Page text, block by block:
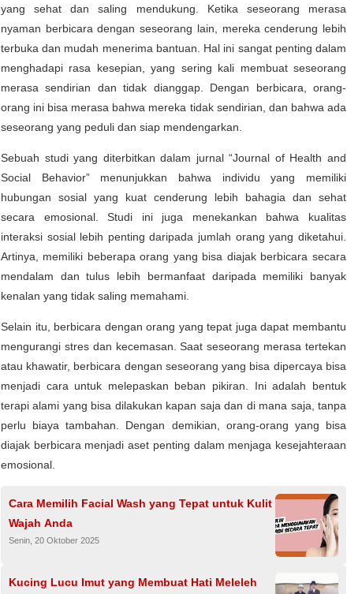
yang sehat dan saling mendukung. Ketika seseorang merasa
nyaman berbicara dengan seseorang lain, mereka cenderung lebih
terbuka dan mudah menerima bantuan. Hal ini sangat penting dalam
menghadapi rasa kesepian, yang sering kali membuat seseorang
merasa sendirian dan tidak dianggap. Dengan berbicara, orang-
orang ini bisa merasa bahwa mereka tidak sendirian, dan bahwa ada
seseorang yang peduli dan siap mendengarkan.
Sebuah studi yang diterbitkan dalam jurnal “Journal of Health and
Social Behavior” menunjukkan bahwa individu yang memiliki
hubungan sosial yang kuat cenderung lebih bahagia dan sehat
secara emosional. Studi ini juga menekankan bahwa kualitas
interaksi sosial lebih penting daripada jumlah orang yang diketahui.
Artinya, memiliki beberapa orang yang bisa diajak berbicara secara
mendalam dan tulus lebih bermanfaat daripada memiliki banyak
kenalan yang tidak saling memahami.
Selain itu, berbicara dengan orang yang tepat juga dapat membantu
mengurangi stres dan kecemasan. Saat seseorang merasa tertekan
atau khawatir, berbicara dengan seseorang yang bisa dipercaya bisa
menjadi cara untuk melepaskan beban pikiran. Ini adalah bentuk
terapi alami yang bisa dilakukan kapan saja dan di mana saja, tanpa
perlu biaya tambahan. Dengan demikian, orang-orang yang bisa
diajak berbicara menjadi aset penting dalam menjaga kesejahteraan
emosional.
Cara Memilih Facial Wash yang Tepat untuk Kulit
Wajah Anda
Senin, 20 Oktober 2025
Kucing Lucu Imut yang Membuat Hati Meleleh